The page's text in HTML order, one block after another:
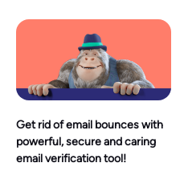
Get rid of email bounces with
powerful, secure and caring
email verification tool!